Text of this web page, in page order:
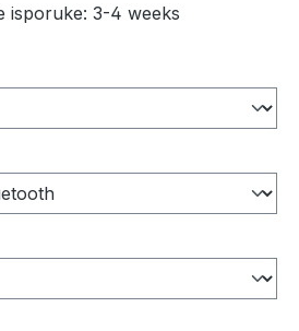
isporuke: 3-4 weeks